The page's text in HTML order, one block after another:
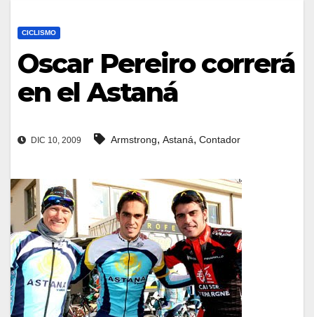
CICLISMO
Oscar Pereiro correrá
en el Astaná
DIC 10, 2009 Armstrong, Astaná, Contador